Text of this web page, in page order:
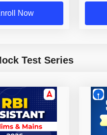
Now
Test Series